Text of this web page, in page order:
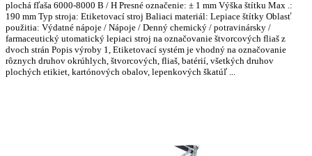
plochá fľaša 6000-8000 B / H Presné označenie: ± 1 mm Výška štítku Max .:
190 mm Typ stroja: Etiketovací stroj Baliaci materiál: Lepiace štítky Oblasť
použitia: Výdatné nápoje / Nápoje / Denný chemický / potravinársky /
farmaceutický utomatický lepiaci stroj na označovanie štvorcových fliaš z
dvoch strán Popis výroby 1, Etiketovací systém je vhodný na označovanie
rôznych druhov okrúhlych, štvorcových, fliaš, batérií, všetkých druhov
plochých etikiet, kartónových obalov, lepenkových škatúľ ...